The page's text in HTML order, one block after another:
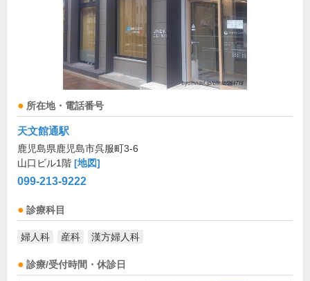
所在地・電話番号
天文館通駅
鹿児島県鹿児島市呉服町3-6
山口ビル1階 [地図]
099-213-9222
診療科目
婦人科 産科 漢方婦人科
診療/受付時間・休診日